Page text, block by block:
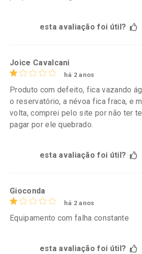
esta avaliação foi útil?
Joice Cavalcani
há 2 anos
Produto com defeito, fica vazando
o reservatório, a névoa fica fraca, e
volta, comprei pelo site por não ter
pagar por ele quebrado.
esta avaliação foi útil?
Gioconda
há 2 anos
Equipamento com falha constante
esta avaliação foi útil?